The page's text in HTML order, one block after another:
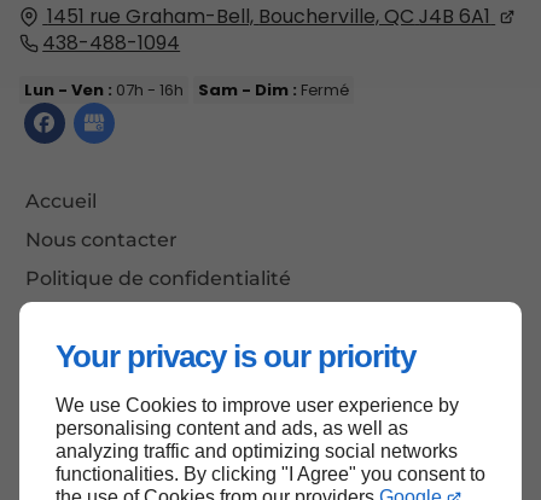
Your privacy is our priority
We use Cookies to improve user experience by
personalising content and ads, as well as
analyzing traffic and optimizing social networks
functionalities. By clicking "I Agree" you consent to
1451 rue Graham-Bell, Boucherville, QC J4B 6A1
438-488-1094
Lun - Ven : 07h - 16h Sam - Dim : Fermé
Accueil
Nous contacter
Politique de confidentialité
Haut de page